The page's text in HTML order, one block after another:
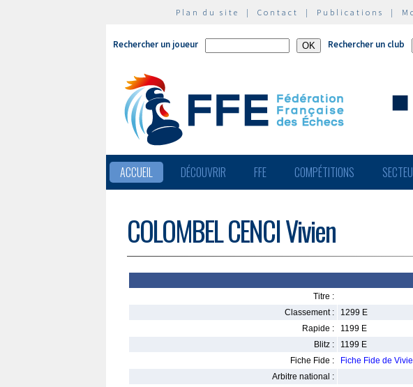
Plan du site | Contact | Publications |
Rechercher un joueur Rechercher un club
ACCUEIL DÉCOUVRIR FFE COMPÉTITIONS
COLOMBEL CENCI Vivien
Titre :
Classement :
1299 E
Rapide :
1199 E
Blitz :
1199 E
Fiche Fide :
Fiche Fide de
Arbitre national :